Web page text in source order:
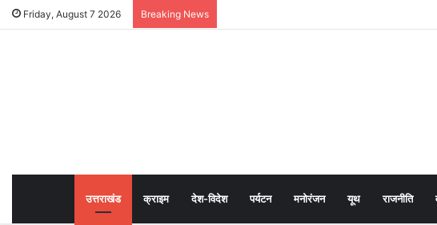
Friday, August 7 2026 Breaking News
उत्तराखंड क्राइम देश-विदेश पर्यटन मनोरंजन यूथ राजनीति